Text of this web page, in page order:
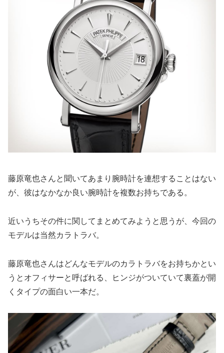
藤原竜也さんと聞いてあまり腕時計を連想することはない
が、彼はなかなか良い腕時計を複数お持ちである。
近いうちその件に関してまとめてみようと思うが、今回の
モデルは当然カラトラバ。
藤原竜也さんはどんなモデルのカラトラバをお持ちかとい
うとオフィサーと呼ばれる、ヒンジがついていて裏蓋が開
くタイプの面白い一本だ。